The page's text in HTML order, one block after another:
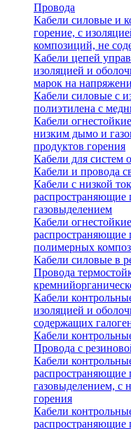
Провода
Кабели силовые и
горение, с
композиций, не
Кабели цепей
изоляцией и
марок на
Кабели силовые с
полиэтилена с
Кабели
низким дымо и
продуктов горения
Кабели для систем
Кабели и провода
Кабели с низкой
распространяющие
газовыделением
Кабели
распространяющие
полимерных
Кабели силовые в
Провода
Кабели
изоляцией и
содержащих
Кабели
Провода с
Кабели
распространяющие
газовыделением, с
горения
Кабели
распространяющие